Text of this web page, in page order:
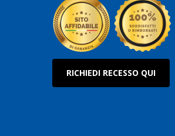
RICHIEDI RECESSO QUI